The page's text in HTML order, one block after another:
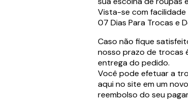
Vista-se com facilidade
07 Dias Para Trocas e
Caso não fique
nosso prazo de trocas
entrega do pedido.
Você pode efetuar a
aqui no site em um
reembolso do seu